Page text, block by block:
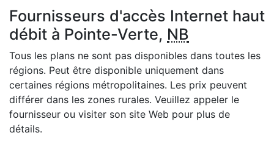
Fournisseurs d'accès Internet haut
débit à Pointe-Verte, NB
Tous les plans ne sont pas disponibles dans toutes les
régions. Peut être disponible uniquement dans
certaines régions métropolitaines. Les prix peuvent
différer dans les zones rurales. Veuillez appeler le
fournisseur ou visiter son site Web pour plus de
détails.